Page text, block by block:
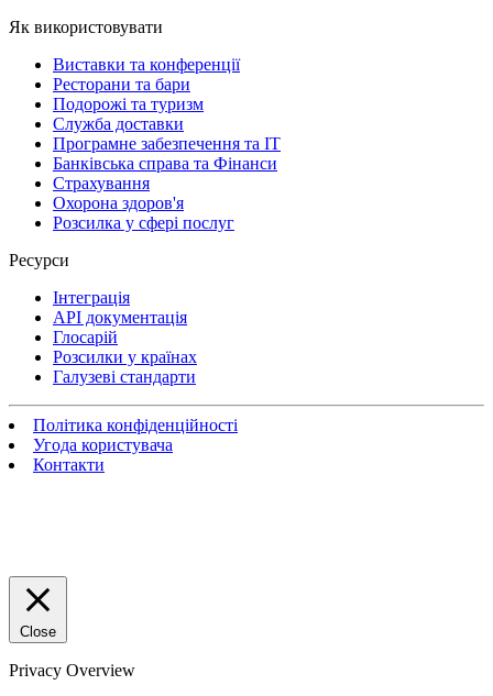
Як використовувати
Виставки та конференції
Ресторани та бари
Подорожі та туризм
Служба доставки
Програмне забезпечення та IT
Банківська справа та Фінанси
Страхування
Охорона здоров'я
Розсилка у сфері послуг
Ресурси
Інтеграція
API документація
Глосарій
Розсилки у країнах
Галузеві стандарти
Політика конфіденційності
Угода користувача
Контакти
Close
Privacy Overview